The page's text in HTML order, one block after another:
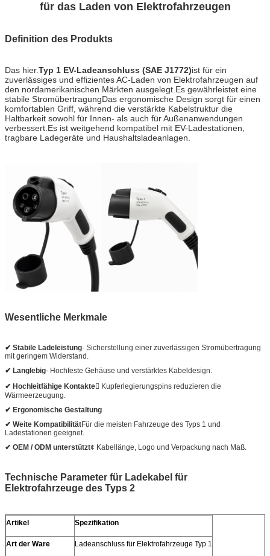
für das Laden von Elektrofahrzeugen
Definition des Produkts
Das hier.Typ 1 EV-Ladeanschluss (SAE J1772)ist für ein
zuverlässiges und effizientes AC-Laden von Elektrofahrzeugen auf
den nordamerikanischen Märkten ausgelegt.Es gewährleistet eine
stabile StromübertragungDas ergonomische Design sorgt für einen
komfortablen Griff, während die verstärkte Kabelstruktur die
Haltbarkeit sowohl für Innen- als auch für Außenanwendungen
verbessert.Es ist weitgehend kompatibel mit EV-Ladestationen,
tragbare Ladegeräte und Haushaltsladeanlagen.
Wesentliche Merkmale
✔ Stabile Ladeleistung- Sicherstellung einer zuverlässigen Stromübertragung
mit geringem Widerstand.
✔ Langlebig- Hochfeste Gehäuse und verstärktes Kabeldesign.
✔ Hochleitfähige Kontakte Kupferlegierungspins reduzieren die
Wärmeerzeugung.
✔ Ergonomische Gestaltung
✔ Weite KompatibilitätFür die meisten Fahrzeuge des Typs 1 und
Ladestationen geeignet.
✔ OEM / ODM unterstützt¢ Kabellänge, Logo und Verpackung nach Maß.
Technische Parameter für Ladekabel für
Elektrofahrzeuge des Typs 2
Artikel Spezifikation
Art der Ware Ladeanschluss für Elektrofahrzeuge Typ 1